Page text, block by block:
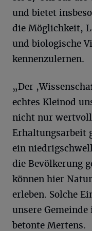
und bietet
die Möglichkeit,
und biologische
kennenzulernen.
„Der
echtes Kleinod
nicht nur
Erhaltungsarbeit
ein
die Bevölkerung
können hier
erleben. Solche
unsere Gemeinde
betonte Mertens.